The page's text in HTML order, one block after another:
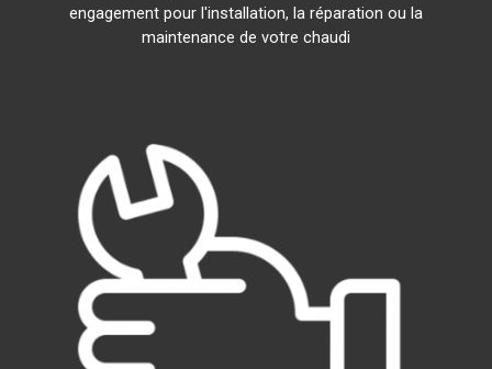
engagement pour l'installation, la réparation ou la
maintenance de votre chaudi